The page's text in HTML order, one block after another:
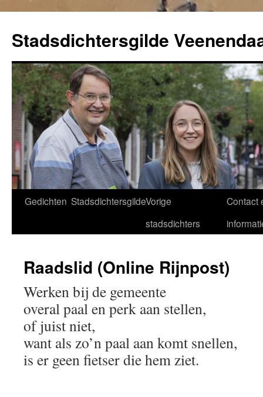
de
inhoud
Stadsdichtersgilde
Gedichten StadsdichtersgildeVorige
stadsdichters
Contact
Raadslid (Online Rijnpost)
Werken bij de gemeente
overal paal en perk aan stellen,
of juist niet,
want als zo’n paal aan komt snellen,
is er geen fietser die hem ziet.